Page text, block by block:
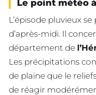
Le point météo
L’épisode pluvieux
d’après-midi. Il
département de
Les précipitations
de plaine que le
de réagir